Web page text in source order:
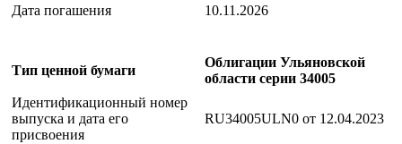
Дата погашения
10.11.2026
Тип ценной бумаги
Облигации Ульяновской
области серии 34005
Идентификационный номер
выпуска и дата его
присвоения
RU34005ULN0 от 12.04.2023